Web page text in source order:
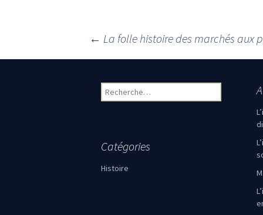
Navigation des articles
← La folle histoire des marchés aux
Rechercher :
Catégories
Histoire